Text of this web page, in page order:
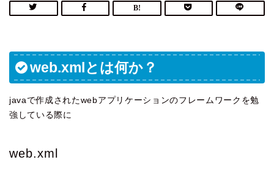
web.xmlとは何か？
javaで作成されたwebアプリケーションのフレームワークを勉
強している際に
web.xml